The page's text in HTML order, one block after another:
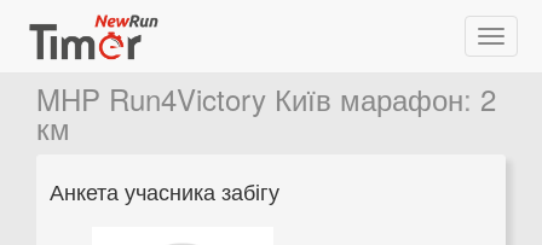
MHP Run4Victory Київ марафон: 2
км
Анкета учасника забігу